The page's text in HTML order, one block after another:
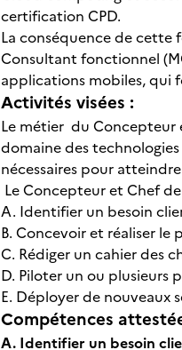
certification CPD.
La conséquence de cette
Consultant fonctionnel
applications mobiles, qui
Activités visées :
Le métier du Concepteur
domaine des
nécessaires pour
Le Concepteur et Chef
A. Identifier un besoin
B. Concevoir et réaliser
C. Rédiger un cahier des
D. Piloter un ou plusieurs
E. Déployer de nouveaux
Compétences
A. Identifier un besoin